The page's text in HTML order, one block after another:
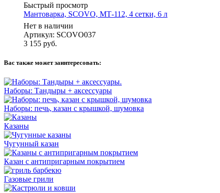
Быстрый просмотр
Мантоварка, SCOVO, МТ-112, 4 сетки, 6 л
Нет в наличии
Артикул: SCOVO037
3 155 руб.
Вас также может заинтересовать:
Наборы: Тандыры + аксессуары
Наборы: печь, казан с крышкой, шумовка
Казаны
Чугунный казан
Казан с антипригарным покрытием
Газовые грили